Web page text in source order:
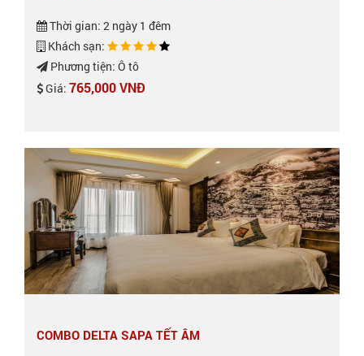
Thời gian: 2 ngày 1 đêm
Khách sạn:
Phương tiện: Ô tô
Giá: 765,000 VNĐ
COMBO DELTA SAPA TẾT ÂM